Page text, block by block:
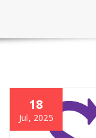
18
Jul, 2025